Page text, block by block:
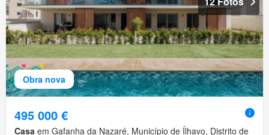
Obra nova
495 000 €
Casa em Gafanha da Nazaré, Município de Ílhavo, Distrito de